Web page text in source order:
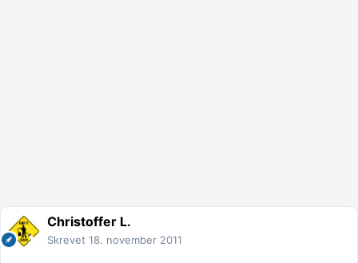
Christoffer L.
Skrevet 18. november 2011